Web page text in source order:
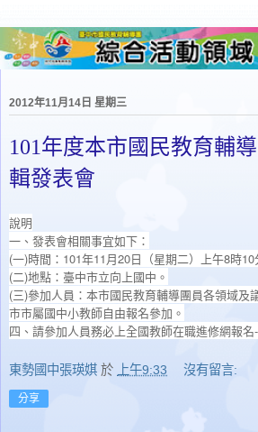
2012年11月14日 星期三
101年度本市國民教育輔
輯發表會
說明
一、 發表會相關事宜如下：
(一)時間：101年11月20日（星期二）上午8時10
(二)地點：臺中市立向上國中。
(三)參加人員：本市國民教育輔導團員各領域及
市市屬國中小教師自由報名參加。
四、請參加人員務必上全國教師在職進修網報
東勢國中張瑛娸 於 上午9:33 沒有留言:
分享